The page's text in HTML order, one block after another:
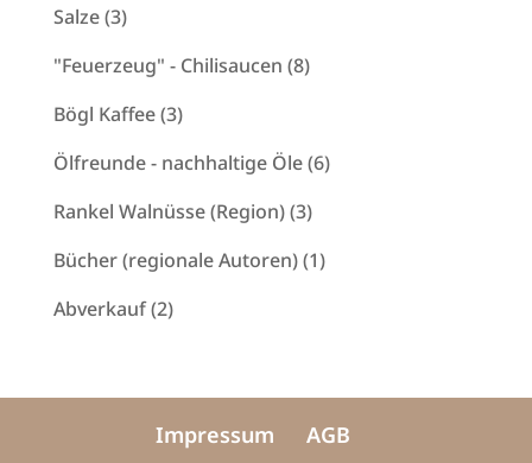
Salze 33
Produkte
"Feuerzeug" - Chilisaucen 88
Bögl Kaffee 33
Produkte
Ölfreunde - nachhaltige Öle 66
Rankel Walnüsse (Region) 33
Produkte
Bücher (regionale Autoren) 11
Abverkauf 22
Impressum
AGB